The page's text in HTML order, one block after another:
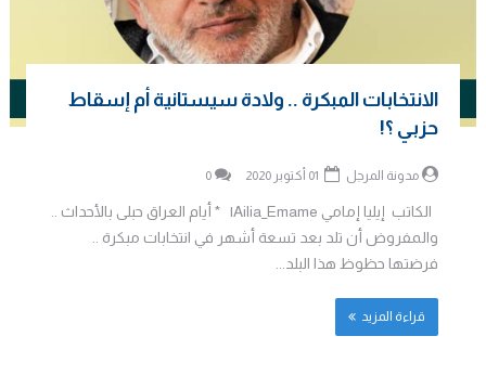
الانتخابات المبكرة .. ولادة سيستانية أم إسقاط
حزبي ؟!
مدونة المرجل 0
الكاتب إيليا إمامي Ailia_Emame| * أيام العراق حبلى بالأحداث ..
والمفروض أن تلد بعد تسعة أشهر في انتخابات مبكرة ..
فرضتها حظوظ هذا البلد...
قراءة المزيد